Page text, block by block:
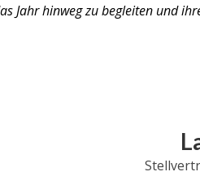
Jahr hinweg zu begleiten und